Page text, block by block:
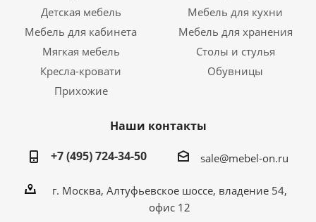
Детская мебель
Мебель для кухни
Мебель для кабинета
Мебель для хранения
Мягкая мебель
Столы и стулья
Кресла-кровати
Обувницы
Прихожие
Наши контакты
+7 (495) 724-34-50
sale@mebel-on.ru
г. Москва, Алтуфьевское шоссе, владение 54,
офис 12